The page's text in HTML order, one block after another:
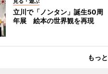
立川で「ノンタン」誕生50周
年展 絵本の世界観を再現
もっ